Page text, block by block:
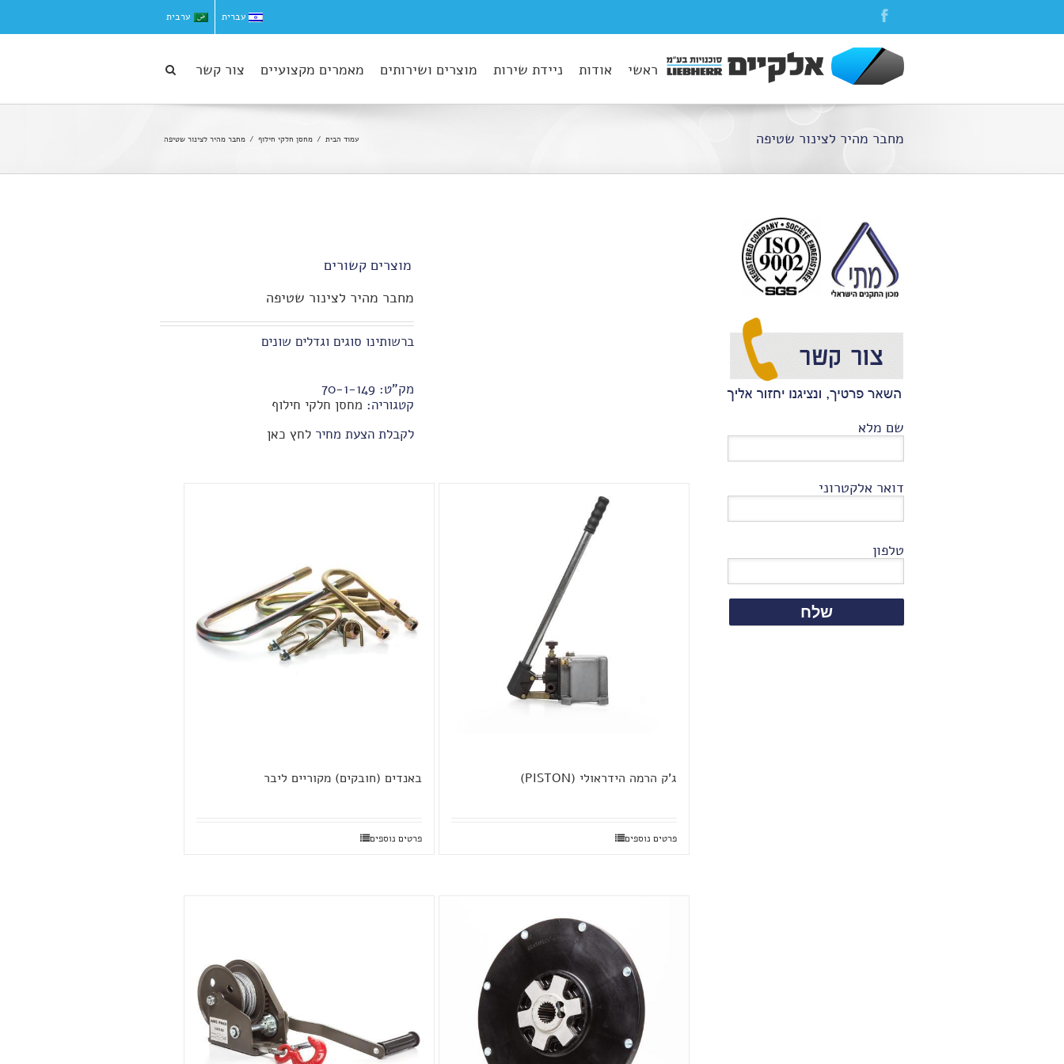
עברית ערבית
ראשי אודות ניידת שירות מוצרים ושירותים מאמרים מקצועיים צור קשר
מחבר מהיר לצינור שטיפה עמוד הבית מחסן חלקי חילוף מחבר מהיר לצינור שטיפה
מחבר מהיר לצינור שטיפה
ברשותינו סוגים וגדלים שונים
מק"ט: 70-1-149
קטגוריה: מחסן חלקי חילוף
לקבלת הצעת מחיר לחץ כאן
מוצרים קשורים
ג'ק הרמה הידראולי (PISTON)
פרטים נוספים
באנדים (חובקים) מקוריים ליבר
פרטים נוספים
שם מלא
דואר אלקטרוני
טלפון